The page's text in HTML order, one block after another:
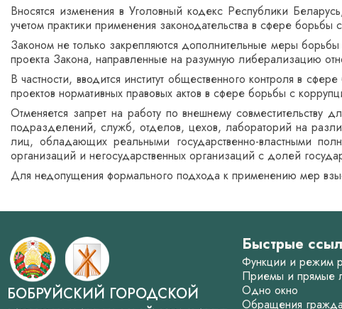
Вносятся изменения в Уголовный кодекс Республики
учетом практики применения законодательства в сфере
Законом не только закрепляются дополнительные меры
проекта Закона, направленные на разумную либерализацию
В частности, вводится институт общественного контроля в
проектов нормативных правовых актов в сфере борьбы с
Отменяется запрет на работу по внешнему
подразделений, служб, отделов, цехов, лабораторий на
лиц, обладающих реальными государственно-властными
организаций и негосударственных организаций с долей
Для недопущения формального подхода к применению мер
БОБРУЙСКИЙ ГОРОДСКОЙ
Быстрые
Функции и режим
Приемы и прямые
Одно окно
Обращения